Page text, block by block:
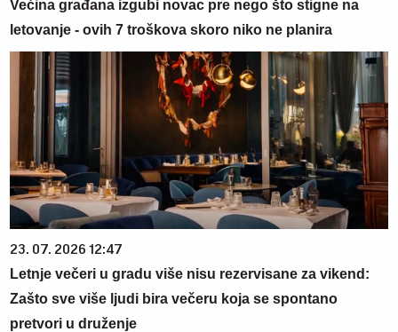
Većina građana izgubi novac pre nego što stigne na
letovanje - ovih 7 troškova skoro niko ne planira
23. 07. 2026 12:47
Letnje večeri u gradu više nisu rezervisane za vikend:
Zašto sve više ljudi bira večeru koja se spontano
pretvori u druženje